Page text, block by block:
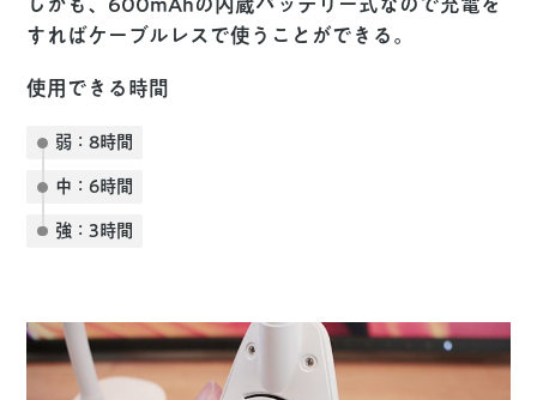
しかも、600mAhの内蔵バッテリー式なので充電を
すればケーブルレスで使うことができる。
使用できる時間
弱：8時間
中：6時間
強：3時間